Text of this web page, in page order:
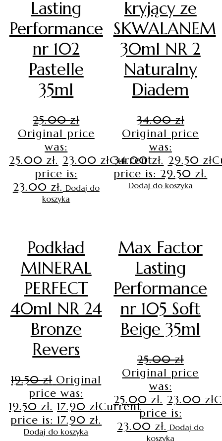
Lasting
Performance
nr 102
Pastelle
35ml
25.00zł
Original price
was:
25.00 zł. 23.00 złCurrent
price is:
23.00 zł. Dodaj do
koszyka
kryjący ze
SKWALANEM
30ml NR 2
Naturalny
Diadem
34.00zł
Original price
was:
34.00 zł. 29.50 zł
price is: 29.50 zł.
Dodaj do koszyka
Podkład
MINERAL
PERFECT
40ml NR 24
Bronze
Revers
19.50zł Original
price was:
19.50 zł. 17.90 złCurrent
price is: 17.90 zł.
Dodaj do koszyka
Max Factor
Lasting
Performance
nr 105 Soft
Beige 35ml
25.00zł
Original price
was:
25.00 zł. 23.00 zł
price is:
23.00 zł. Dodaj do
koszyka